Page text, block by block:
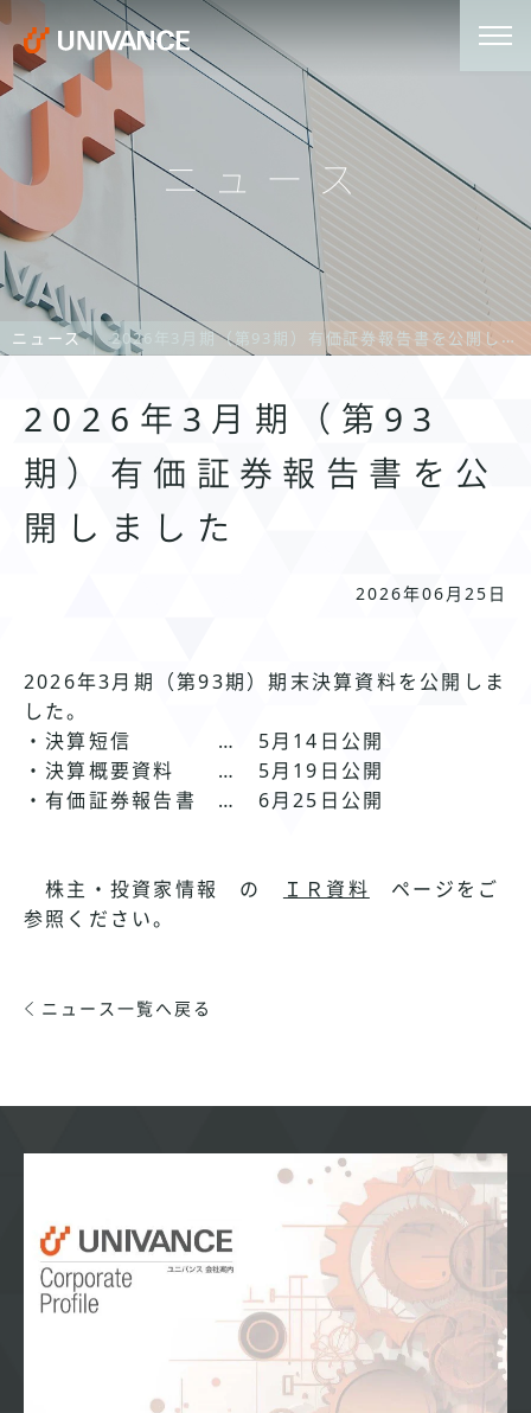
ニュース
ニュース 2026年3月期（第93期）有価証券報告書を公開しました
2026年3月期（第93
期）有価証券報告書を公
開しました
2026年06月25日
2026年3月期（第93期）期末決算資料を公開しま
した。
・決算短信 … 5月14日公開
・決算概要資料 … 5月19日公開
・有価証券報告書 … 6月25日公開
株主・投資家情報 の ＩＲ資料 ページをご
参照ください。
ニュース一覧へ戻る